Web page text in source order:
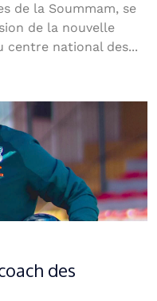
de la Soummam, se
de la nouvelle
centre national des...
des